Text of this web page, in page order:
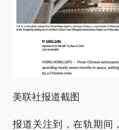
美联社报道截图
报道关注到，在轨期间